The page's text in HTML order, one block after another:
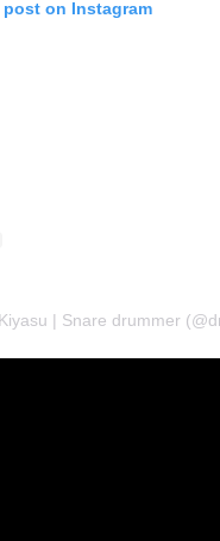
on Instagram
| Snare drummer